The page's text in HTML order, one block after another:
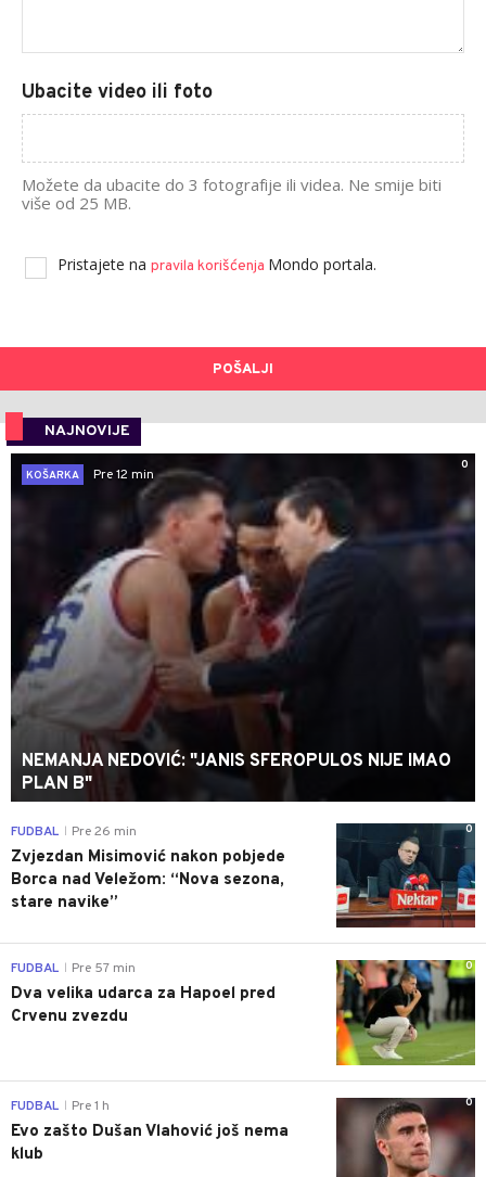
Ubacite video ili foto
Možete da ubacite do 3 fotografije ili videa. Ne smije biti
više od 25 MB.
Pristajete na pravila korišćenja Mondo portala.
POŠALJI
NAJNOVIJE
0
KOŠARKA
Pre 12 min
NEMANJA NEDOVIĆ: "JANIS SFEROPULOS NIJE IMAO
PLAN B"
0
FUDBAL Pre 26 min
Zvjezdan Misimović nakon pobjede
Borca nad Veležom: “Nova sezona,
stare navike”
0
FUDBAL Pre 57 min
Dva velika udarca za Hapoel pred
Crvenu zvezdu
0
FUDBAL Pre 1 h
Evo zašto Dušan Vlahović još nema
klub